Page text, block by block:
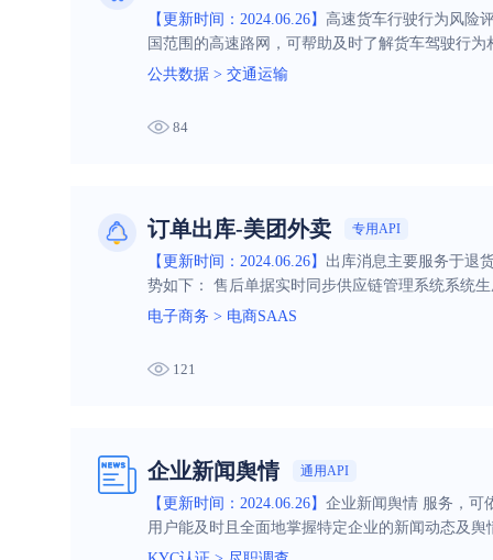
【更新时间：2024.06.26】 高速货车行驶行为风险
国范围的高速路网，可帮助及时了解货车驾驶行
公共数据 > 交通运输
84
订单出库-美团外卖 专用API
【更新时间：2024.06.26】 出库消息主要服务于退
势如下： 售后单据实时同步供应链管理系统系统
电子商务 > 电商SAAS
121
企业新闻舆情 通用API
【更新时间：2024.06.26】 企业新闻舆情 服务，可
用户能及时且全面地掌握特定企业的新闻动态及舆